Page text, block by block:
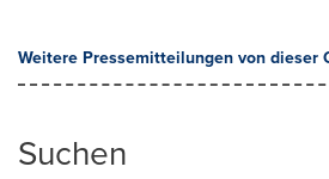
Weitere Pressemitteilungen von dieser
Suchen